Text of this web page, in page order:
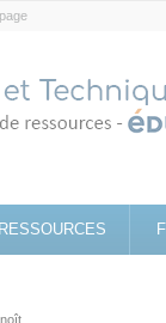
RESSOURCES